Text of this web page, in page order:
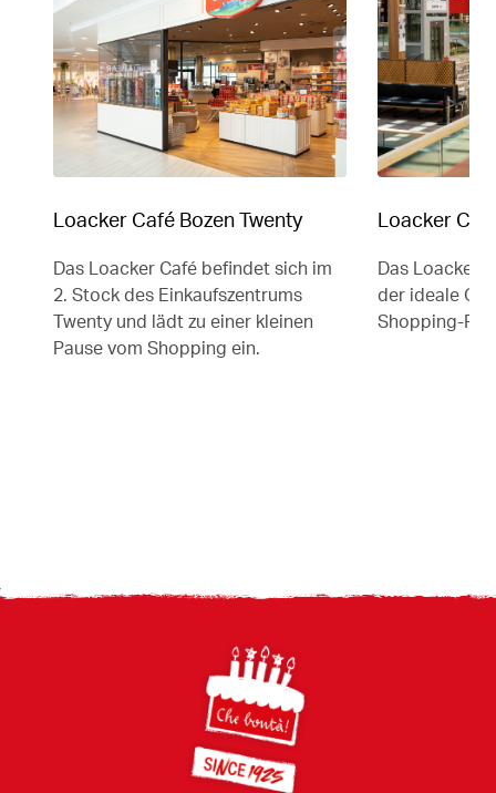
Loacker Café Bozen Twenty
Das Loacker Café befindet sich im
2. Stock des Einkaufszentrums
Twenty und lädt zu einer kleinen
Pause vom Shopping ein.
Loacker
Das Loacker
der ideale
Shopping-